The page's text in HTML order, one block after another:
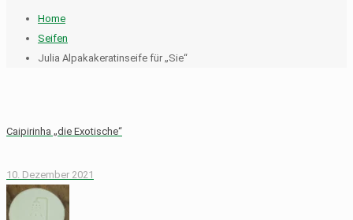
Home
Seifen
Julia Alpakakeratinseife für „Sie“
Caipirinha „die Exotische“
10. Dezember 2021